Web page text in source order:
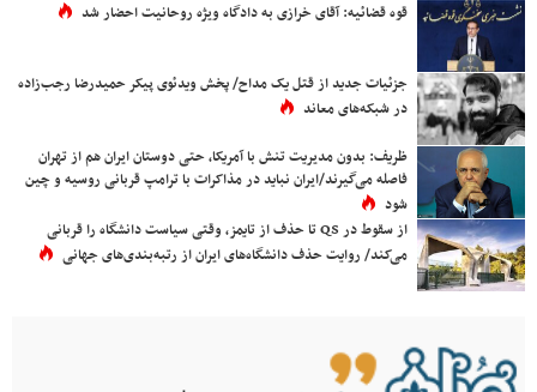
قوه قضائیه: آقای خرازی به دادگاه ویژه روحانیت احضار شد
جزئیات جدید از قتل یک مداح/ پخش ویدئوی پیکر حمیدرضا رجب‌زاده
در شبکه‌های معاند
ظریف: بدون مدیریت تنش با آمریکا، حتی دوستان ایران هم از تهران
فاصله می‌گیرند/ایران نباید در مذاکرات با ترامپ قربانی روسیه و چین
شود
از سقوط در QS تا حذف از تایمز، وقتی سیاست دانشگاه را قربانی
می‌کند/ روایت حذف دانشگاه‌های ایران از رتبه‌بندی‌های جهانی